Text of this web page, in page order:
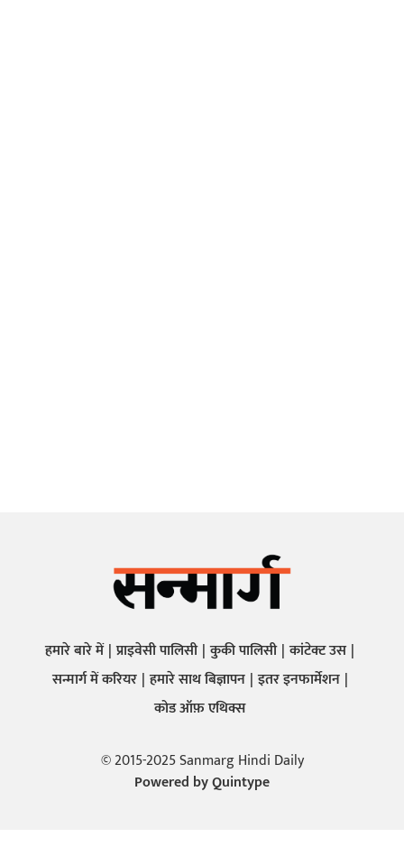
हमारे बारे में प्राइवेसी पालिसी कुकी पालिसी कांटेक्ट उस
सन्मार्ग में करियर हमारे साथ बिज्ञापन इतर इनफार्मेशन
कोड ऑफ़ एथिक्स
© 2015-2025 Sanmarg Hindi Daily
Powered byQuintype